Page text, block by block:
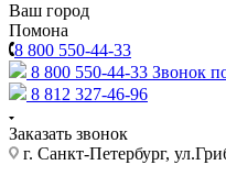
Ваш город
Помона
8 800 550-44-33
8 800 550-44-33 Звонок
8 812 327-46-96
Заказать звонок
г. Санкт-Петербург,